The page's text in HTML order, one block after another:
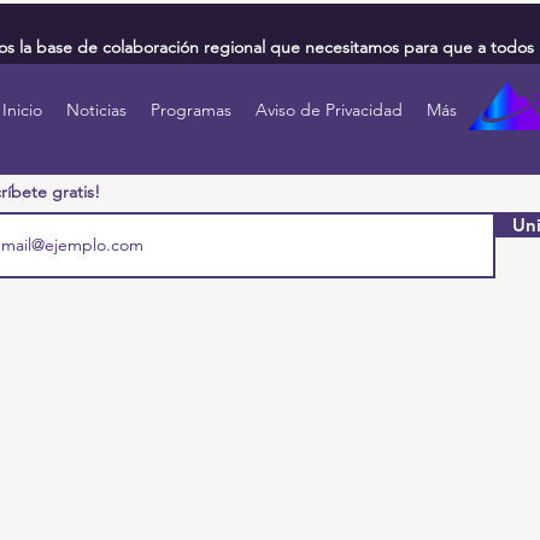
la base de colaboración regional que necesitamos para que a
Inicio Noticias Programas Aviso de Privacidad Más
gratis!